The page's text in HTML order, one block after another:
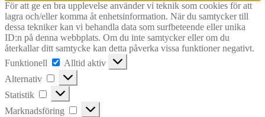
För att ge en bra upplevelse använder vi teknik som cookies för att
lagra och/eller komma åt enhetsinformation. När du samtycker till
dessa tekniker kan vi behandla data som surfbeteende eller unika
ID:n på denna webbplats. Om du inte samtycker eller om du
återkallar ditt samtycke kan detta påverka vissa funktioner negativt.
Funktionell
Funktionell
Alltid aktiv
Alternativ
Alternativ
Statistik Statistik
Marknadsföring Marknadsföring